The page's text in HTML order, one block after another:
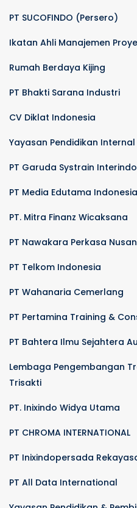
PT SUCOFINDO (Persero)
Ikatan Ahli Manajemen
Rumah Berdaya Kijing
PT Bhakti Sarana Industri
CV Diklat Indonesia
Yayasan Pendidikan
PT Garuda Systrain Interindo
PT Media Edutama Indonesia
PT. Mitra Finanz Wicaksana
PT Nawakara Perkasa
PT Telkom Indonesia
PT Wahanaria Cemerlang
PT Pertamina Training &
PT Bahtera Ilmu Sejahtera
Lembaga Pengembangan
Trisakti
PT. Inixindo Widya Utama
PT CHROMA INTERNATIONAL
PT Inixindopersada
PT All Data International